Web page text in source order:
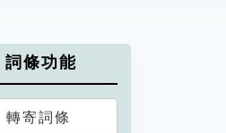
詞條功能
轉寄詞條